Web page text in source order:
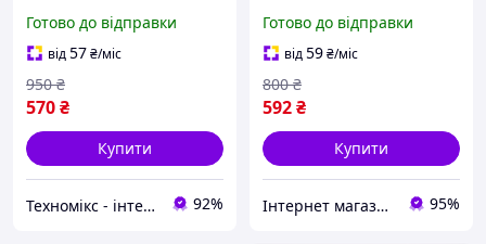
розписом, світильник для
дитячої кімнати, стійкий
до падінь
Готово до відправки
від57₴/міс
570₴
950 ₴
Купити
Техномікс - інтернет - магазин якісної техніки, електроніки та інших товарів для дому та роботи 92%
індивідуальним
гравіюванням та LED
підставкою
Готово до відправки
від59₴/міс
592₴
800 ₴
Купити
Інтернет магазин Централь 95%